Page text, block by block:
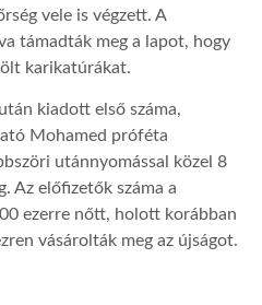
vele is végzett. A
támadták meg a lapot, hogy
karikatúrákat.
kiadott első száma,
Mohamed próféta
utánnyomással közel 8
Az előfizetők száma a
ezerre nőtt, holott korábban
vásárolták meg az újságot.